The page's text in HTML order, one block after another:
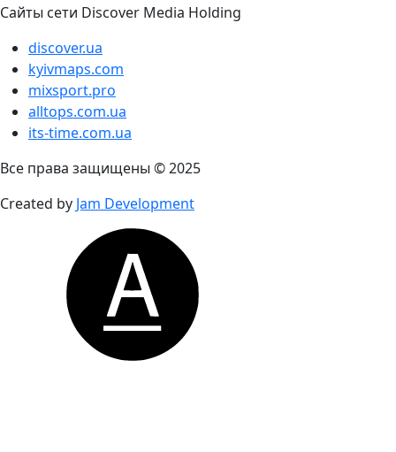
Сайты сети Discover Media Holding
discover.ua
kyivmaps.com
mixsport.pro
alltops.com.ua
its-time.com.ua
Все права защищены © 2025
Created by Jam Development